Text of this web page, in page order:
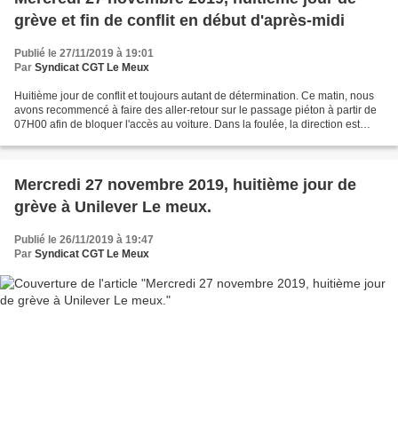
grève et fin de conflit en début d'après-midi
Publié le 27/11/2019 à 19:01
Par Syndicat CGT Le Meux
Huitième jour de conflit et toujours autant de détermination. Ce matin, nous
avons recommencé à faire des aller-retour sur le passage piéton à partir de
07H00 afin de bloquer l'accès au voiture. Dans la foulée, la direction est
Mercredi 27 novembre 2019, huitième jour de
grève à Unilever Le meux.
Publié le 26/11/2019 à 19:47
Par Syndicat CGT Le Meux